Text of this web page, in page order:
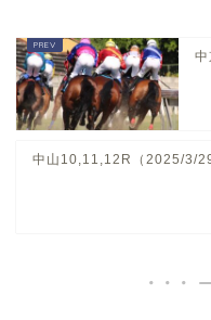
中山10,11,12R（2025/3/29